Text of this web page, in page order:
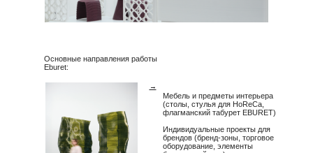
Основные направления работы
Eburet:
Мебель и предметы интерьера
(столы, стулья для HoReCa,
флагманский табурет EBURET)
Индивидуальные проекты для
брендов (бренд-зоны, торговое
оборудование, элементы
→